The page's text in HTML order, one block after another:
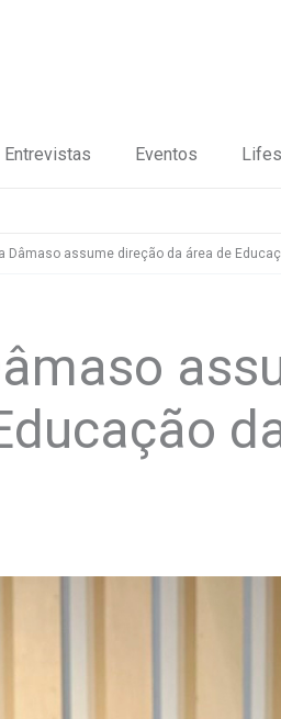
Entrevistas Eventos
Dâmaso assume direção da área de